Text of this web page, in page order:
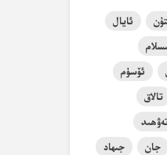
ئايال
ئۆسۈم
تالاق
جان
جىھاد